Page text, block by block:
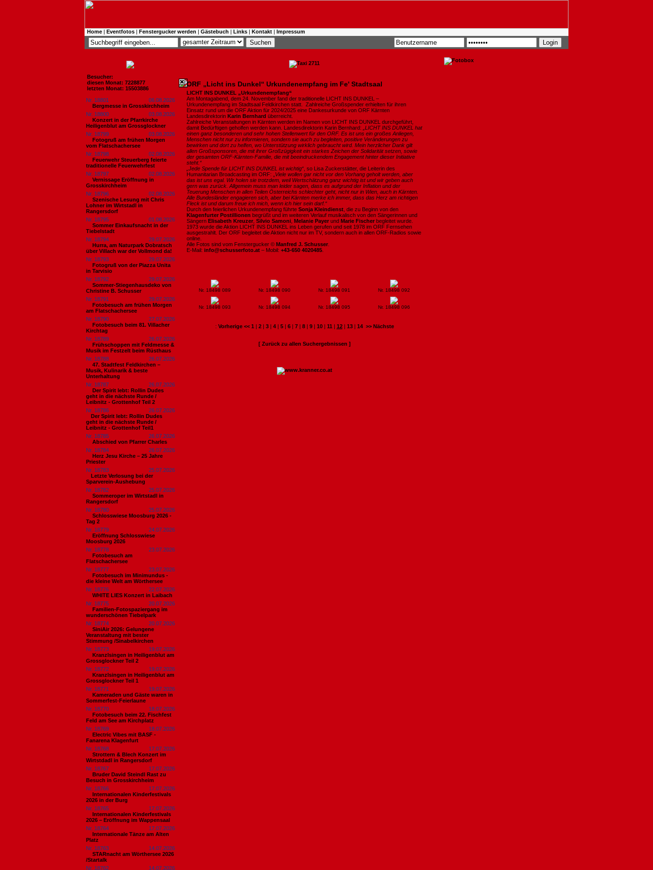
Home | Eventfotos | Fenstergucker werden | Gästebuch | Links | Kontakt | Impressum
Besucher:
diesen Monat: 7228877
letzten Monat: 15503886
Nr. 18801
06.08.2026
Bergmesse in Grosskirchheim
Nr. 18800
03.08.2026
Konzert in der Pfarrkirche
Heiligenblut am Grossglockner
Nr. 18799
03.08.2026
Fotogruß am frühen Morgen
vom Flatschachersee
Nr. 18798
02.08.2026
Feuerwehr Steuerberg feierte
traditionelle Feuerwehrfest
Nr. 18797
02.08.2026
Vernissage Eröffnung in
Grosskirchheim
Nr. 18796
02.08.2026
Szenische Lesung mit Chris
Lohner im Wirtstadl in
Rangersdorf
Nr. 18795
01.08.2026
Sommer Einkaufsnacht in der
Tiebelstadt
Nr. 18794
29.07.2026
Hurra, am Naturpark Dobratsch
über Villach war der Vollmond da!
Nr. 18793
29.07.2026
Fotogruß von der Piazza Unita
in Tarvisio
Nr. 18792
29.07.2026
Sommer-Stiegenhausdeko von
Christine B. Schusser
Nr. 18791
29.07.2026
Fotobesuch am frühen Morgen
am Flatschachersee
Nr. 18790
27.07.2026
Fotobesuch beim 81. Villacher
Kirchtag
Nr. 18789
26.07.2026
Frühschoppen mit Feldmesse &
Musik im Festzelt beim Rüsthaus
Nr. 18788
26.07.2026
47. Stadtfest Feldkirchen –
Musik, Kulinarik & beste
Unterhaltung
Nr. 18787
26.07.2026
Der Spirit lebt: Rollin Dudes
geht in die nächste Runde /
Leibnitz - Grottenhof Teil 2
Nr. 18786
26.07.2026
​Der Spirit lebt: Rollin Dudes
geht in die nächste Runde /
Leibnitz - Grottenhof Teil1
Nr. 18785
26.07.2026
Abschied von Pfarrer Charles
Nr. 18784
26.07.2026
Herz Jesu Kirche – 25 Jahre
Priester
Nr. 18783
25.07.2026
​Letzte Verlosung bei der
Sparverein-Aushebung
Nr. 18782
25.07.2026
Sommeroper im Wirtstadl in
Rangersdorf
Nr. 18780
25.07.2026
Schlosswiese Moosburg 2026 -
Tag 2
Nr. 18779
24.07.2026
Eröffnung Schlosswiese
Moosburg 2026
Nr. 18778
23.07.2026
Fotobesuch am
Flatschachersee
Nr. 18777
23.07.2026
Fotobesuch im Minimundus -
die kleine Welt am Wörthersee
Nr. 18776
22.07.2026
WHITE LIES Konzert in Laibach
Nr. 18775
20.07.2026
Familien-Fotospaziergang im
wunderschönen Tiebelpark
Nr. 18774
20.07.2026
SiniAir 2026: Gelungene
Veranstaltung mit bester
Stimmung /Sinabelkirchen
Nr. 18773
19.07.2026
Kranzlsingen in Heiligenblut am
Grossglockner Teil 2
Nr. 18772
19.07.2026
Kranzlsingen in Heiligenblut am
Grossglockner Teil 1
Nr. 18771
19.07.2026
Kameraden und Gäste waren in
Sommerfest-Feierlaune
Nr. 18770
18.07.2026
Fotobesuch beim 22. Fischfest
Feld am See am Kirchplatz
Nr. 18769
18.07.2026
Electric Vibes mit BASF -
Fanarena Klagenfurt
Nr. 18768
17.07.2026
Strottern & Blech Konzert im
Wirtstdadl in Rangersdorf
Nr. 18767
17.07.2026
Bruder David Steindl Rast zu
Besuch in Grosskirchheim
Nr. 18766
17.07.2026
Internationalen Kinderfestivals
2026 in der Burg
Nr. 18765
17.07.2026
Internationalen Kinderfestivals
2026 – Eröffnung im Wappensaal
Nr. 18764
17.07.2026
Internationale Tänze am Alten
Platz
Nr. 18763
14.07.2026
STARnacht am Wörthersee 2026
/Startalk
Nr. 18762
14.07.2026
ORF „Licht ins Dunkel“ Urkundenempfang im Fe' Stadtsaal
LICHT INS DUNKEL „Urkundenempfang“
Am Montagabend, dem 24. November fand der traditionelle LICHT INS DUNKEL –
Urkundenempfang im Stadtsaal Feldkirchen statt. Zahlreiche Großspender erhielten für ihren
Einsatz rund um die ORF Aktion für 2024/2025 eine Dankesurkunde von ORF Kärnten
Landesdirektorin Karin Bernhard überreicht.
Zahlreiche Veranstaltungen in Kärnten werden im Namen von LICHT INS DUNKEL durchgeführt,
damit Bedürftigen geholfen werden kann. Landesdirektorin Karin Bernhard:
„LICHT INS DUNKEL hat
einen ganz besonderen und sehr hohen Stellenwert für den ORF. Es ist uns ein großes Anliegen,
Menschen nicht nur zu informieren, sondern sie auch zu begleiten, positive Veränderungen zu
bewirken und dort zu helfen, wo Unterstützung wirklich gebraucht wird. Mein herzlicher Dank gilt
allen Großsponsoren, die mit ihrer Großzügigkeit ein starkes Zeichen der Solidarität setzen, sowie
der gesamten ORF-Kärnten-Familie, die mit beeindruckendem Engagement hinter dieser Initiative
steht.“
„Jede Spende für LICHT INS DUNKEL ist wichtig“ , so Lisa Zuckerstätter, die Leiterin des
Humanitarian Broadcasting im ORF: „ Viele wollen gar nicht vor den Vorhang geholt werden, aber
das ist uns egal. Wir holen sie trotzdem, weil Wertschätzung ganz wichtig ist und wir geben auch
gern was zurück. Allgemein muss man leider sagen, dass es aufgrund der Inflation und der
Teuerung Menschen in allen Teilen Österreichs schlechter geht, nicht nur in Wien, auch in Kärnten.
Alle Bundesländer engagieren sich, aber bei Kärnten merke ich immer, dass das Herz am richtigen
Fleck ist und darum freue ich mich, wenn ich hier sein darf.“
Durch den feierlichen Urkundenempfang führte Sonja Kleindienst , die zu Beginn von den
Klagenfurter Postillionen begrüßt und im weiteren Verlauf musikalisch von den Sängerinnen und
Sängern Elisabeth Kreuzer Silvio Samoni Melanie Payer und Marie Fischer begleitet wurde.
1973 wurde die Aktion LICHT INS DUNKEL ins Leben gerufen und seit 1978 im ORF Fernsehen
ausgestrahlt. Der ORF begleitet die Aktion nicht nur im TV, sondern auch in allen ORF-Radios sowie
online.
Alle Fotos sind vom Fenstergucker © Manfred J. Schusser
E-Mail: info@schusserfoto.at – Mobil: +43-650 4020485
Nr. 18498 089 Nr. 18498 090 Nr. 18498 091 Nr. 18498 092
Nr. 18498 093 Nr. 18498 094 Nr. 18498 095 Nr. 18498 096
: Vorherige << 1 | 2| 3| 4| 5| 6| 7| 8| 9| 10| 11 | 12| 13| 14 >> Nächste
[ Zurück zu allen Suchergebnissen ]